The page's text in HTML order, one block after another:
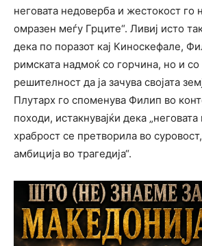
неговата недоверба и жестокост го
омразен меѓу Грците“. Ливиј исто
дека по поразот кај Киноскефале,
римската надмоќ со горчина, но и
решителност да ја зачува својата
Плутарх го споменува Филип во
походи, истакнувајќи дека
храброст се претворила во
амбиција во трагедија“.